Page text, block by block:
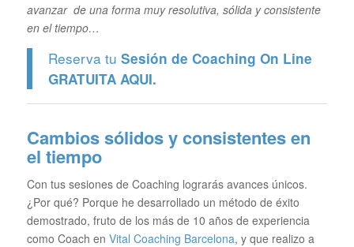
avanzar de una forma muy resolutiva, sólida y consistente
en el tiempo…
Reserva tu Sesión de Coaching On Line
GRATUITA AQUI.
Cambios sólidos y consistentes en
el tiempo
Con tus sesiones de Coaching lograrás avances únicos.
¿Por qué? Porque he desarrollado un método de éxito
demostrado, fruto de los más de 10 años de experiencia
como Coach en Vital Coaching Barcelona, y que realizo a